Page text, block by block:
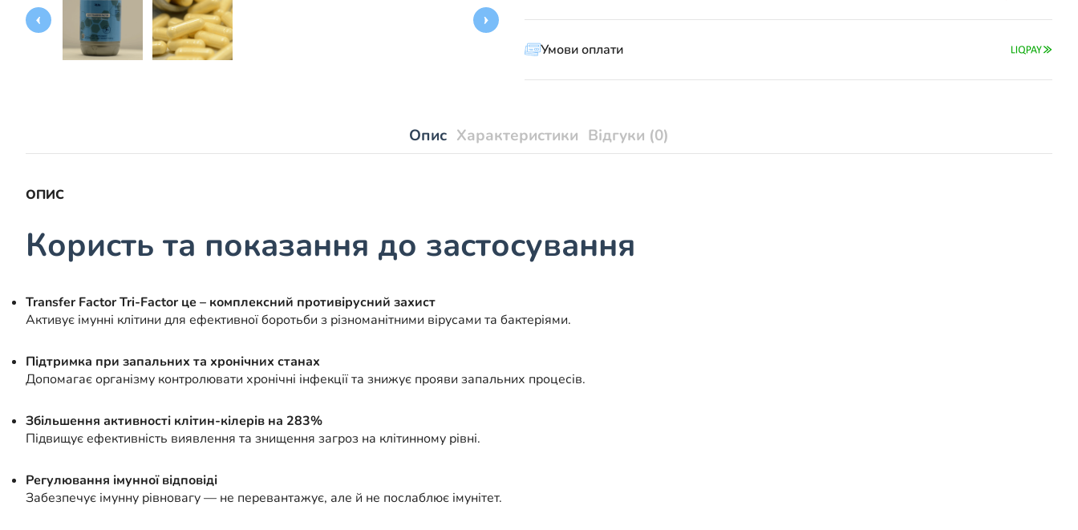
Фактор
кількість
Умови оплати
Опис Характеристики Відгуки (0)
ОПИС
Користь та показання до застосування
Transfer Factor Tri-Factor це – комплексний противірусний захист
Активує імунні клітини для ефективної боротьби з різноманітними вірусами та бактеріями.
Підтримка при запальних та хронічних станах
Допомагає організму контролювати хронічні інфекції та знижує прояви запальних процесів.
Збільшення активності клітин-кілерів на 283%
Підвищує ефективність виявлення та знищення загроз на клітинному рівні.
Регулювання імунної відповіді
Забезпечує імунну рівновагу — не перевантажує, але й не послаблює імунітет.